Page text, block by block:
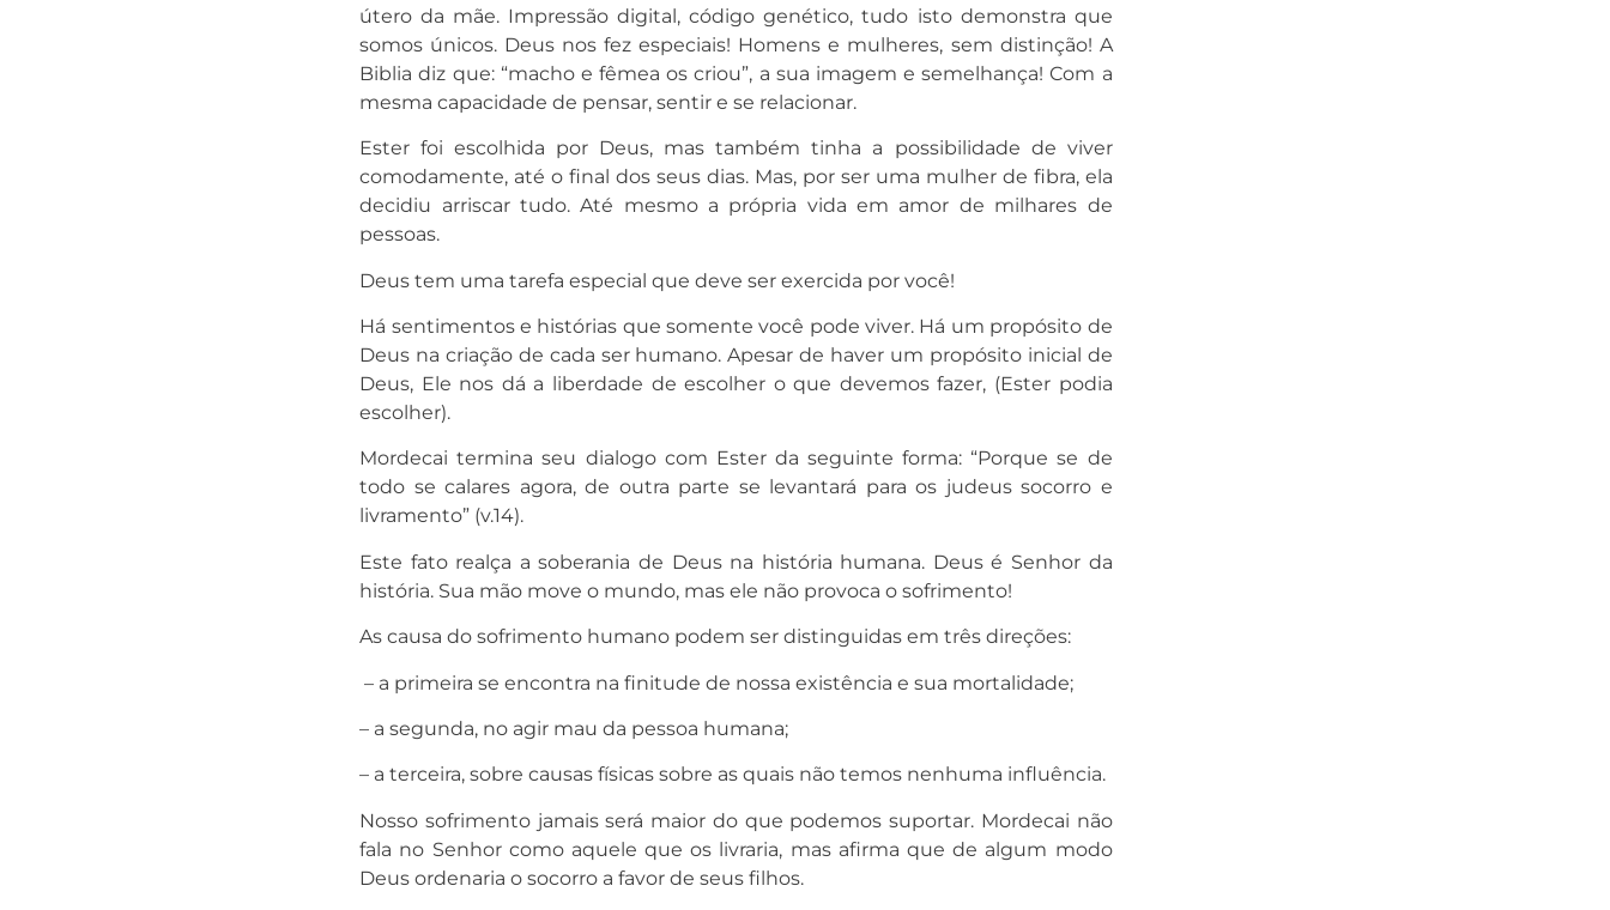
útero da mãe. Impressão digital, código genético, tudo isto demonstra que
somos únicos. Deus nos fez especiais! Homens e mulheres, sem distinção! A
Biblia diz que: “macho e fêmea os criou”, a sua imagem e semelhança! Com a
mesma capacidade de pensar, sentir e se relacionar.
Ester foi escolhida por Deus, mas também tinha a possibilidade de viver
comodamente, até o final dos seus dias. Mas, por ser uma mulher de fibra, ela
decidiu arriscar tudo. Até mesmo a própria vida em amor de milhares de
pessoas.
Deus tem uma tarefa especial que deve ser exercida por você!
Há sentimentos e histórias que somente você pode viver. Há um propósito de
Deus na criação de cada ser humano. Apesar de haver um propósito inicial de
Deus, Ele nos dá a liberdade de escolher o que devemos fazer, (Ester podia
escolher).
Mordecai termina seu dialogo com Ester da seguinte forma: “Porque se de
todo se calares agora, de outra parte se levantará para os judeus socorro e
livramento” (v.14).
Este fato realça a soberania de Deus na história humana. Deus é Senhor da
história. Sua mão move o mundo, mas ele não provoca o sofrimento!
As causa do sofrimento humano podem ser distinguidas em três direções:
– a primeira se encontra na finitude de nossa existência e sua mortalidade;
– a segunda, no agir mau da pessoa humana;
– a terceira, sobre causas físicas sobre as quais não temos nenhuma influência.
Nosso sofrimento jamais será maior do que podemos suportar. Mordecai não
fala no Senhor como aquele que os livraria, mas afirma que de algum modo
Deus ordenaria o socorro a favor de seus filhos.